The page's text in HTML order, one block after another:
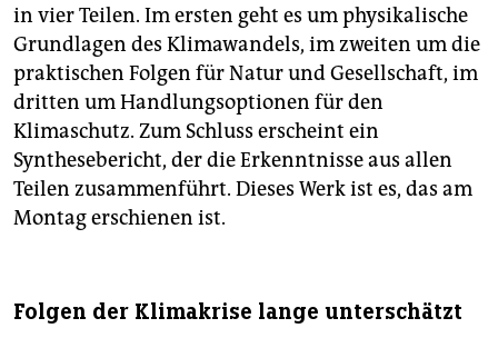
in vier Teilen. Im ersten geht es um physikalische
Grundlagen des Klimawandels, im zweiten um die
praktischen Folgen für Natur und Gesellschaft, im
dritten um Handlungsoptionen für den
Klimaschutz. Zum Schluss erscheint ein
Synthesebericht, der die Erkenntnisse aus allen
Teilen zusammenführt. Dieses Werk ist es, das am
Montag erschienen ist.
Folgen der Klimakrise lange unterschätzt